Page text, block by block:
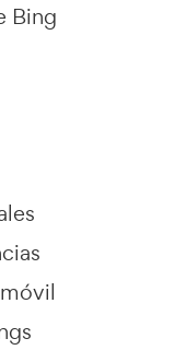
Bing